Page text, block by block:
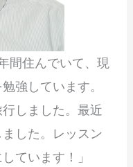
間住んでいて、現
強しています。
しました。最近
した。レッスン
ています！」